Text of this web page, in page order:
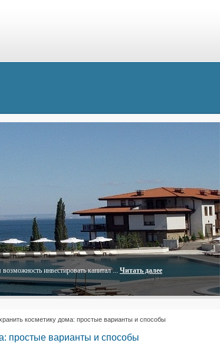
инвестировать капитал ... Читать далее
косметику дома: простые варианты и способы
простые варианты и способы